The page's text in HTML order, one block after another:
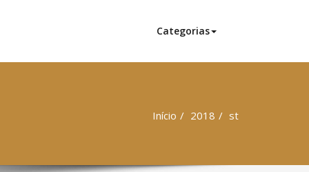
Categorias
Início 2018 st